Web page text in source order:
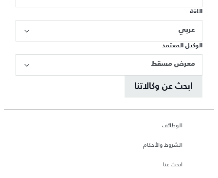
اللغة
عربي
الوكيل المعتمد
معرض مسقط
ابحث عن وكالاتنا
الوظائف
الشروط والأحكام
ابحث عنا